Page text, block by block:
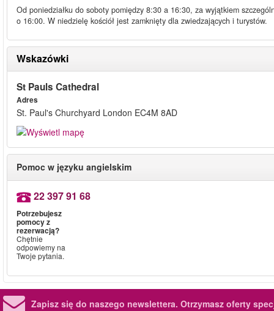
Od poniedziałku do soboty pomiędzy 8:30 a 16:30, za wyjątkiem
o 16:00. W niedzielę kościół jest zamknięty dla zwiedzających i turystów.
Wskazówki
St Pauls Cathedral
Adres
St. Paul's Churchyard London EC4M 8AD
Pomoc w języku angielskim
22 397 91 68
Potrzebujesz
pomocy z
rezerwacją?
Chętnie
odpowiemy na
Twoje pytania.
Zapisz się do naszego newslettera. Otrzymasz oferty